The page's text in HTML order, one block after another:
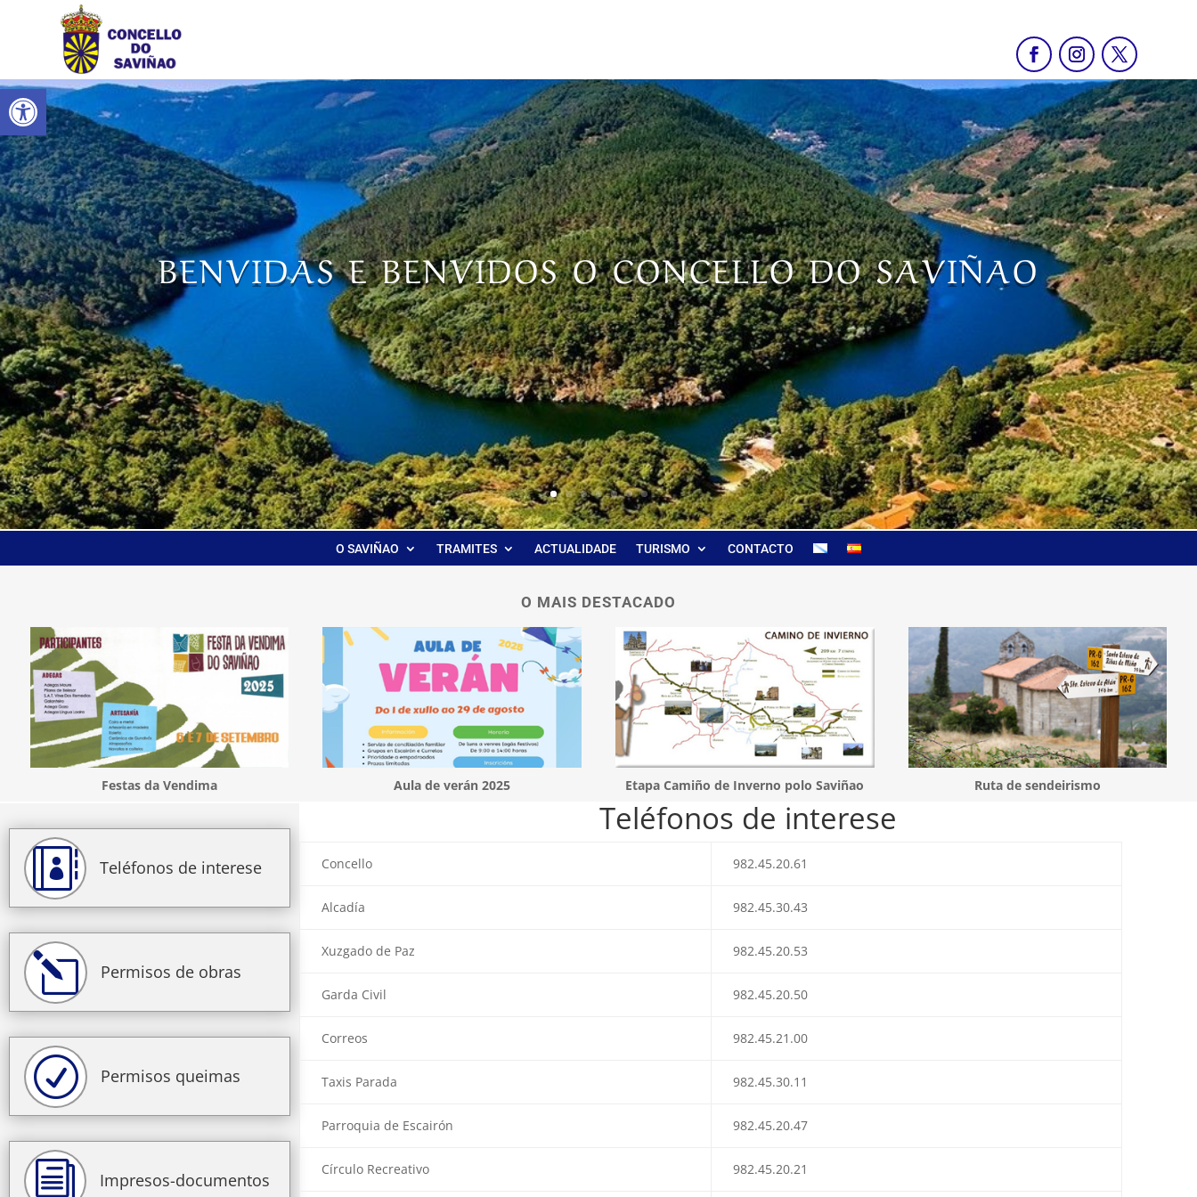
Abrir barra de ferramentas
BENVIDAS E BENVIDOS O CONCELLO DO SAVIÑAO
O SAVIÑAO TRAMITES ACTUALIDADE TURISMO CONTACTO
O MAIS DESTACADO
Festas da Vendima Aula de verán 2025 Etapa Camiño de Inverno polo Saviñao Ruta de sendeirismo
 Teléfonos de interese
l Permisos de obras
R Permisos queimas
i Impresos-documentos
Teléfonos de interese
Concello 982.45.20.61
Alcadía 982.45.30.43
Xuzgado de Paz 982.45.20.53
Garda Civil 982.45.20.50
Correos 982.45.21.00
Taxis Parada 982.45.30.11
Parroquia de Escairón 982.45.20.47
Círculo Recreativo 982.45.20.21